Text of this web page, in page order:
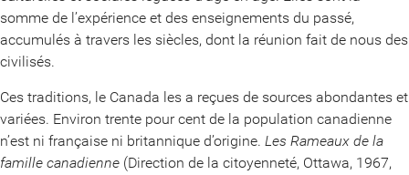
somme de l’expérience et des enseignements du passé,
accumulés à travers les siècles, dont la réunion fait de nous des
civilisés.
Ces traditions, le Canada les a reçues de sources abondantes et
variées. Environ trente pour cent de la population canadienne
n’est ni française ni britannique d’origine. Les Rameaux de la
famille canadienne (Direction de la citoyenneté, Ottawa, 1967,